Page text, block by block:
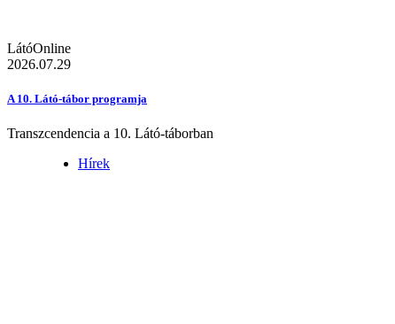
LátóOnline
2026.07.29
A 10. Látó-tábor programja
Transzcendencia a 10. Látó-táborban
Hírek